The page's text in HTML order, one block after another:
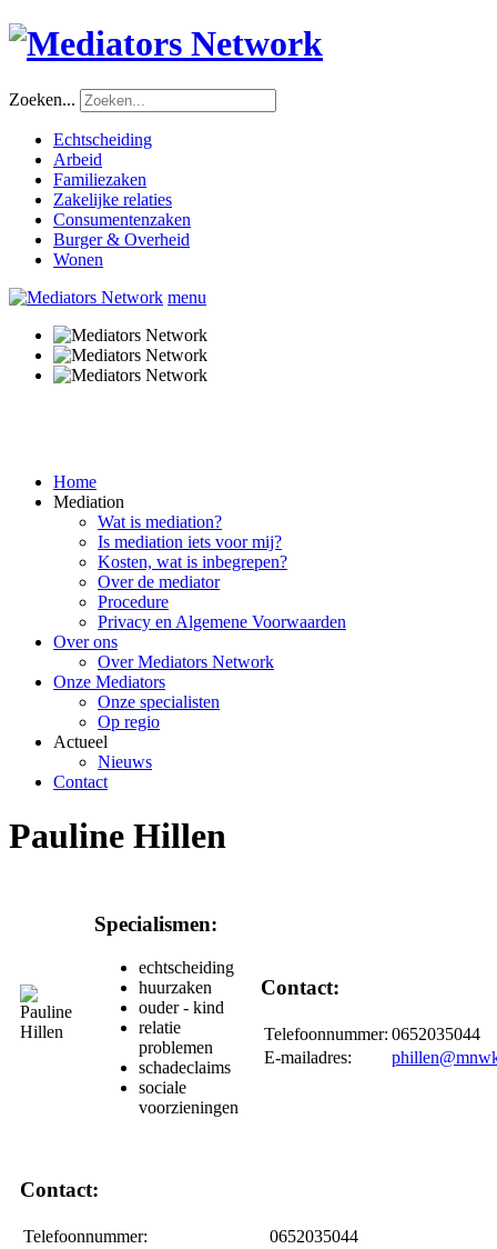
Zoeken...
Echtscheiding
Arbeid
Familiezaken
Zakelijke relaties
Consumentenzaken
Burger & Overheid
Wonen
menu
Home
Mediation
Wat is mediation?
Is mediation iets voor mij?
Kosten, wat is inbegrepen?
Over de mediator
Procedure
Privacy en Algemene Voorwaarden
Over ons
Over Mediators Network
Onze Mediators
Onze specialisten
Op regio
Actueel
Nieuws
Contact
Pauline Hillen
Specialismen:
echtscheiding
huurzaken
ouder - kind
relatie
problemen
schadeclaims
sociale
voorzieningen
Contact:
Telefoonnummer: 0652035044
E-mailadres:
Contact:
Telefoonnummer:
0652035044